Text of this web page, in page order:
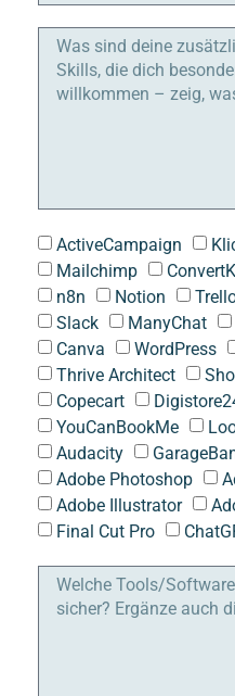
ActiveCampaign
Mailchimp
n8n
Notion
Slack
ManyChat
Canva
WordPress
Thrive Architect
Copecart
YouCanBookMe
Audacity
Adobe Photoshop
Adobe Illustrator
Final Cut Pro